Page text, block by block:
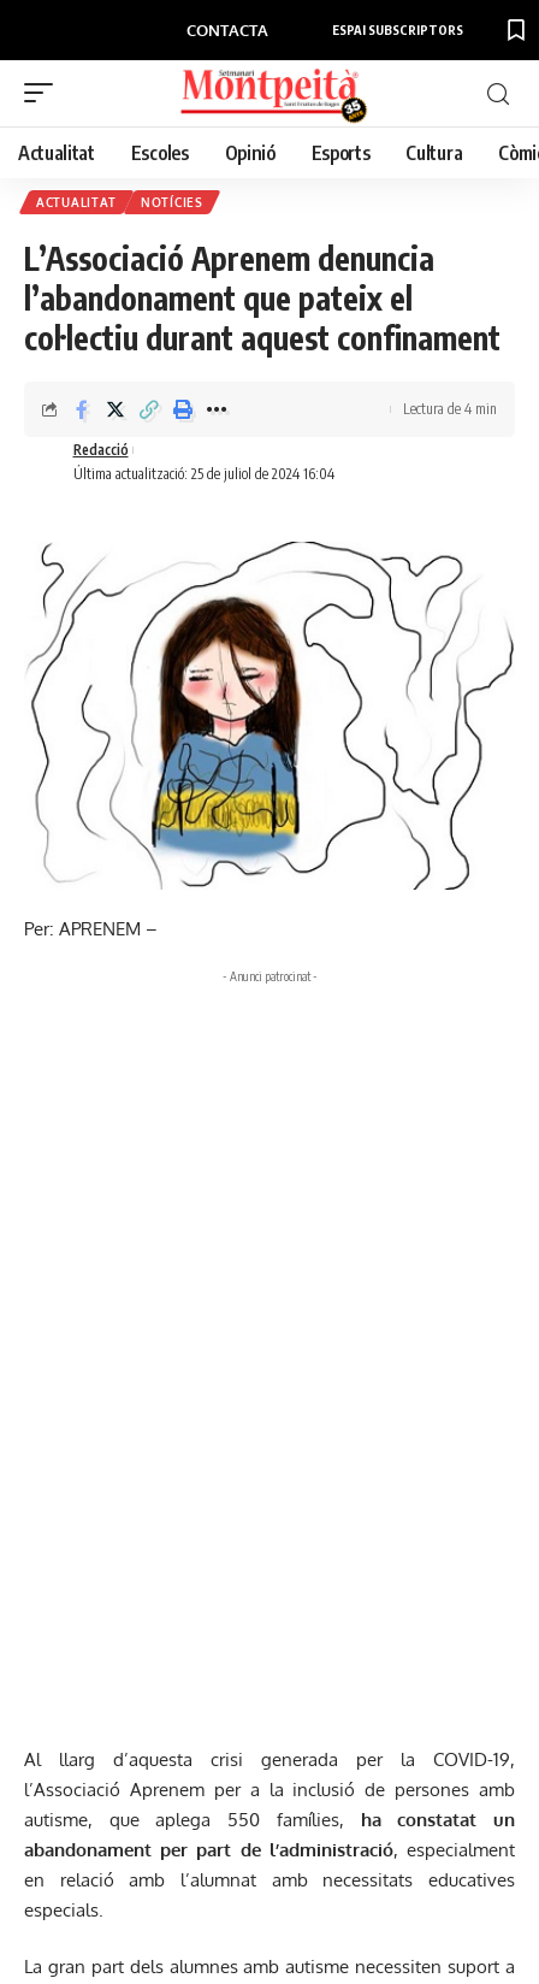
CONTACTA ESPAI SUBSCRIPTORS
Actualitat Escoles Opinió Esports Cultura
ACTUALITAT NOTÍCIES
L’Associació Aprenem denuncia
l’abandonament que pateix el
col·lectiu durant aquest confinament
Última actualització: 25 de juliol de 2024 16:04
Redacció
Lectura de 4 min
Per: APRENEM –
- Anunci patrocinat -
Al llarg d’aquesta crisi generada per la COVID-19,
l’Associació Aprenem per a la inclusió de persones amb
autisme, que aplega 550 famílies, ha constatat un
abandonament per part de l’administració, especialment
en relació amb l’alumnat amb necessitats educatives
especials.
La gran part dels alumnes amb autisme necessiten suport a